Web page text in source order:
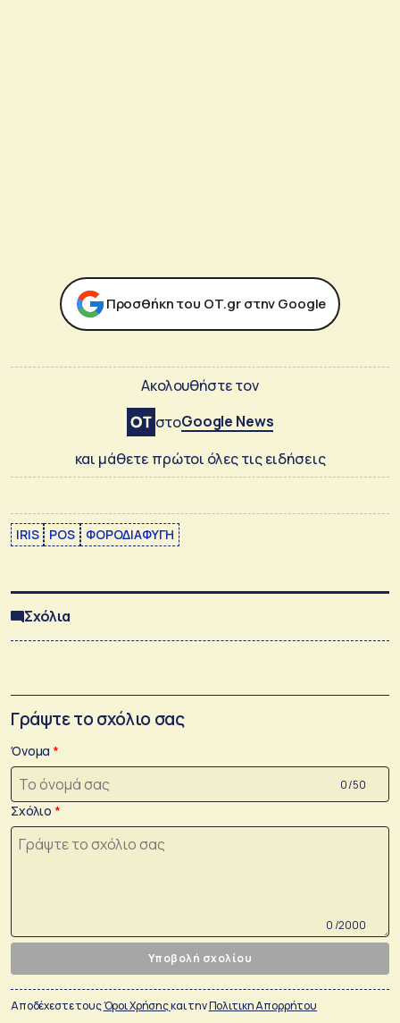
Προσθήκη του ΟΤ.gr στην Google
Ακολουθήστε τον
στοGoogle News
και μάθετε πρώτοι όλες τις ειδήσεις
IRIS POS ΦΟΡΟΔΙΑΦΥΓΗ
Σχόλια
Γράψτε το σχόλιο σας
Όνομα
0 /50
Σχόλιο
0 /2000
Υποβολή σχολίου
Αποδέχεστε τουςΌροι Χρήσηςκαι τηνΠολιτικη Απορρήτου